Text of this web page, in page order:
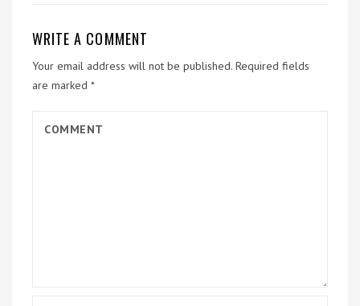
WRITE A COMMENT
Your email address will not be published. Required fields
are marked *